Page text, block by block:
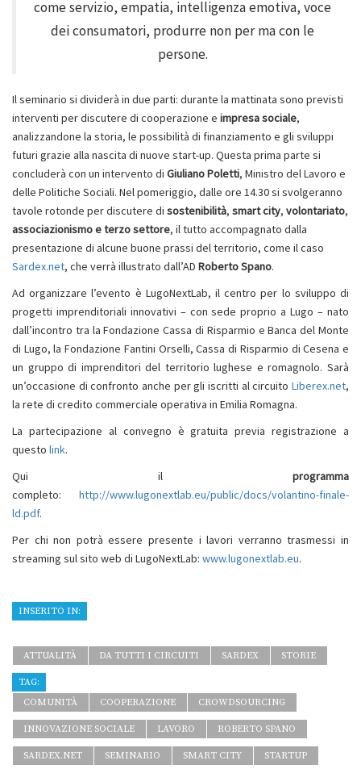
come servizio, empatia, intelligenza emotiva, voce
dei consumatori, produrre non per ma con le
persone.
Il seminario si dividerà in due parti: durante la mattinata sono previsti
interventi per discutere di cooperazione e impresa sociale,
analizzandone la storia, le possibilità di finanziamento e gli sviluppi
futuri grazie alla nascita di nuove start-up. Questa prima parte si
concluderà con un intervento di Giuliano Poletti, Ministro del Lavoro e
delle Politiche Sociali. Nel pomeriggio, dalle ore 14.30 si svolgeranno
tavole rotonde per discutere di sostenibilità, smart city, volontariato,
associazionismo e terzo settore, il tutto accompagnato dalla
presentazione di alcune buone prassi del territorio, come il caso
Sardex.net, che verrà illustrato dall’AD Roberto Spano.
Ad organizzare l’evento è LugoNextLab, il centro per lo sviluppo di
progetti imprenditoriali innovativi – con sede proprio a Lugo – nato
dall’incontro tra la Fondazione Cassa di Risparmio e Banca del Monte
di Lugo, la Fondazione Fantini Orselli, Cassa di Risparmio di Cesena e
un gruppo di imprenditori del territorio lughese e romagnolo. Sarà
un’occasione di confronto anche per gli iscritti al circuito Liberex.net,
la rete di credito commerciale operativa in Emilia Romagna.
La partecipazione al convegno è gratuita previa registrazione a
questo link.
Qui il programma
completo: http://www.lugonextlab.eu/public/docs/volantino-finale-
ld.pdf.
Per chi non potrà essere presente i lavori verranno trasmessi in
streaming sul sito web di LugoNextLab: www.lugonextlab.eu.
INSERITO IN:
ATTUALITÀ DA TUTTI I CIRCUITI SARDEX STORIE
TAG:
COMUNITÀ
COOPERAZIONE CROWDSOURCING
INNOVAZIONE SOCIALE LAVORO ROBERTO SPANO
SARDEX.NET SEMINARIO SMART CITY STARTUP